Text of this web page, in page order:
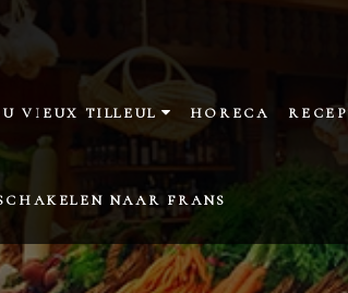
VIEUX TILLEUL
PETITS-GRIS DE NAMUR
HORECA
NAAR FRANS